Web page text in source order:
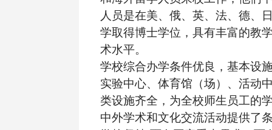
人员是在美、俄、英、法、德、
学取得博士学位，具有丰富的教
术水平。
学校综合办学条件优良，基本设
实验中心、体育馆（场）、活动
类设施齐全，为全校师生员工的
中外学术和文化交流活动提供了